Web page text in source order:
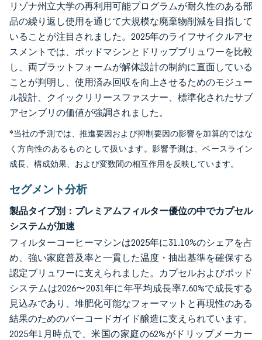
リゾナ州立大学の再利用可能プログラムが耐久性のある部
品の繰り返し使用を通じて大規模な廃棄物削減を目指して
いることが注目されました。2025年のライフサイクルアセ
スメントでは、ポッドマシンとドリップブリュワーを比較
し、両プラットフォームが解体設計の制約に直面している
ことが判明し、使用済み回収を向上させるためのモジュー
ル設計、クイックリリースファスナー、標準化されたサブ
アセンブリの価値が強調されました。
*当社の予測では、推進要因および抑制要因の影響を加算的ではな
く方向性のあるものとして扱います。影響予測は、ベースライン
成長、構成効果、および変数間の相互作用を反映しています。
セグメント分析
製品タイプ別：プレミアムフィルター優位の中でカプセル
システムが加速
フィルターコーヒーマシンは2025年に31.10%のシェアを占
め、強い家庭普及率と一貫した温度・抽出基準を確保する
認定ブリュワーに支えられました。カプセルおよびポッド
システムは2026〜2031年に年平均成長率7.60%で成長する
見込みであり、堆肥化可能なフォーマットと再現性のある
結果のためのバーコードガイド醸造に支えられています。
2025年1月時点で、米国の家庭の62%がドリップメーカー